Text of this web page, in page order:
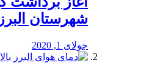
شهرستان البرز
جولای 1, 2020